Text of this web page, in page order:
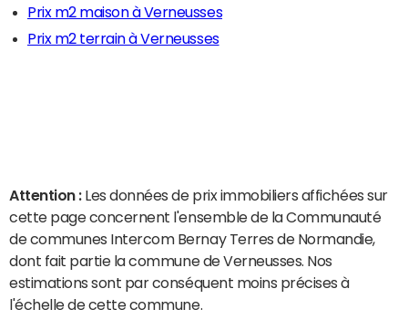
Prix m2 maison à Verneusses
Prix m2 terrain à Verneusses
Attention : Les données de prix immobiliers affichées sur
cette page concernent l'ensemble de la Communauté
de communes Intercom Bernay Terres de Normandie,
dont fait partie la commune de Verneusses. Nos
estimations sont par conséquent moins précises à
l'échelle de cette commune.